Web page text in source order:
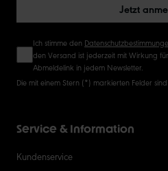
Jetzt
Ich stimme den
den Versand ist jederzeit mit Wirkung
Abmeldelink in jedem Newsletter.
Die mit einem Stern (*) markierten Felder sind
Service & Information
Kundenservice